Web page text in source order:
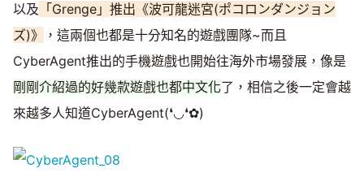
以及 「Grenge」推出《波可龍迷宮(ポコロンダンジョン
ズ)》
，這兩個也都是十分知名的遊戲團隊~而且
CyberAgent推出的手機遊戲也開始往海外市場發展，像是
剛剛介紹過的好幾款遊戲也都中文化了，相信之後一定會越
來越多人知道CyberAgent(❛◡❛✿)